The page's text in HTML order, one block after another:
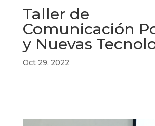
Taller de
Comunicación
y Nuevas
Oct 29, 2022